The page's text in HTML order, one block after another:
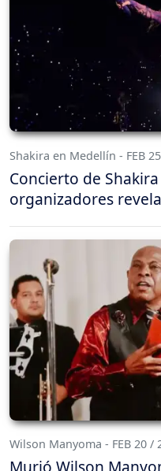
Shakira en Medellín - FEB
Concierto de
organizadores
Wilson Manyoma - FEB 20 /
Murió Wilson